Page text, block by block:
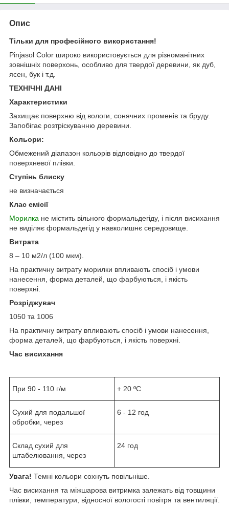
Опис
Тільки для професійного використання!
Pinjasol Color широко використовується для різноманітних
зовнішніх поверхонь, особливо для твердої деревини, як дуб,
ясен, бук і т.д.
ТЕХНІЧНІ ДАНІ
Характеристики
Захищає поверхню від вологи, сонячних променів та бруду.
Запобігає розтріскуванню деревини.
Кольори:
Обмежений діапазон кольорів відповідно до твердої
поверхневої плівки.
Ступінь блиску
не визначається
Клас емісії
Морилка не містить вільного формальдегіду, і після висихання
не виділяє формальдегід у навколишнє середовище.
Витрата
8 – 10 м2/л (100 мкм).
На практичну витрату морилки впливають спосіб і умови
нанесення, форма деталей, що фарбуються, і якість
поверхні.
Розріджувач
1050 та 1006
На практичну витрату впливають спосіб і умови нанесення,
форма деталей, що фарбуються, і якість поверхні.
Час висихання
При 90 - 110 г/м + 20 ºC
Сухий для подальшої
обробки, через
6 - 12 год
Склад сухий для
штабелювання, через
24 год
Увага! Темні кольори сохнуть повільніше.
Час висихання та міжшарова витримка залежать від товщини
плівки, температури, відносної вологості повітря та вентиляції.